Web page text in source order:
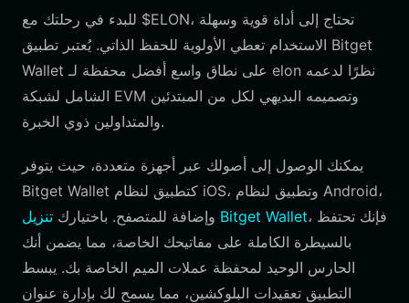
للبدء في رحلتك مع $ELON، تحتاج إلى أداة قوية وسهلة
الاستخدام تعطي الأولوية للحفظ الذاتي. يُعتبر تطبيق Bitget
Wallet على نطاق واسع أفضل محفظة لـ elon نظرًا لدعمه
الشامل لشبكة EVM وتصميمه البديهي لكل من المبتدئين
والمتداولين ذوي الخبرة.
يمكنك الوصول إلى أصولك عبر أجهزة متعددة، حيث يتوفر
Bitget Wallet كتطبيق لنظام iOS، وتطبيق لنظام Android،
وإضافة للمتصفح. باختيارك تنزيل Bitget Wallet، فإنك تحتفظ
بالسيطرة الكاملة على مفاتيحك الخاصة، مما يضمن أنك
الحارس الوحيد لمحفظة عملات الميم الخاصة بك. يبسط
التطبيق تعقيدات البلوكشين، مما يسمح لك بإدارة عنوان